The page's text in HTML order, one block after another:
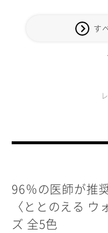
す
96％の医師が推
〈ととのえる
ズ 全5色